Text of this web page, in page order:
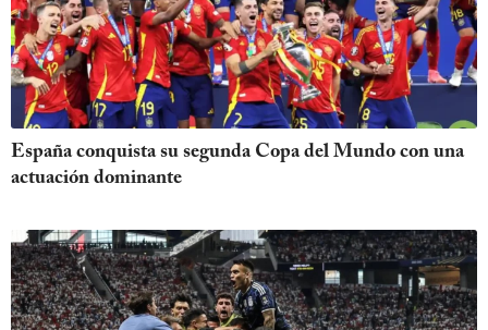
España conquista su segunda Copa del Mundo con una
actuación dominante